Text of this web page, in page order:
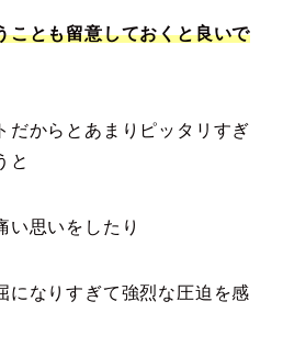
ことも留意しておくと良いで
だからとあまりピッタリすぎ
と
い思いをしたり
になりすぎて強烈な圧迫を感